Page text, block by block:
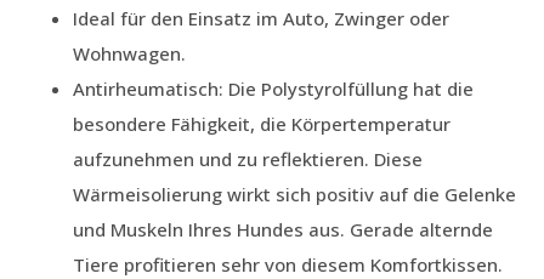
Ideal für den Einsatz im Auto, Zwinger oder
Wohnwagen.
Antirheumatisch: Die Polystyrolfüllung hat die
besondere Fähigkeit, die Körpertemperatur
aufzunehmen und zu reflektieren. Diese
Wärmeisolierung wirkt sich positiv auf die Gelenke
und Muskeln Ihres Hundes aus. Gerade alternde
Tiere profitieren sehr von diesem Komfortkissen.